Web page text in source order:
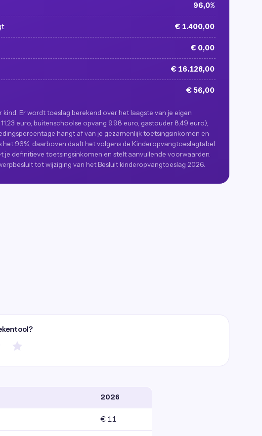
96,0%
€ 1.400,00
€ 0,00
€ 16.128,00
€ 56,00
Er wordt toeslag berekend over het laagste van je eigen
euro, buitenschoolse opvang 9,98 euro, gastouder 8,49 euro),
hangt af van je gezamenlijk toetsingsinkomen en
96%, daarboven daalt het volgens de Kinderopvangtoeslagtabel
je definitieve toetsingsinkomen en stelt aanvullende voorwaarden.
tot wijziging van het Besluit kinderopvangtoeslag 2026.
2026
€ 11